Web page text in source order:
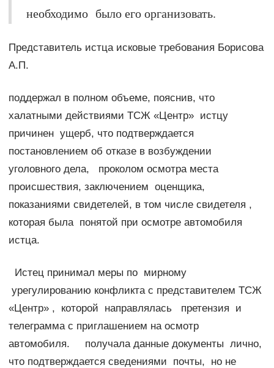
необходимо было его организовать.
Представитель истца исковые требования Борисова
А.П.
поддержал в полном объеме, пояснив, что
халатными действиями ТСЖ «Центр» истцу
причинен ущерб, что подтверждается
постановлением об отказе в возбуждении
уголовного дела, проколом осмотра места
происшествия, заключением оценщика,
показаниями свидетелей, в том числе свидетеля ,
которая была понятой при осмотре автомобиля
истца.
Истец принимал меры по мирному
урегулированию конфликта с представителем ТСЖ
«Центр» , которой направлялась претензия и
телеграмма с приглашением на осмотр
автомобиля. получала данные документы лично,
что подтверждается сведениями почты, но не